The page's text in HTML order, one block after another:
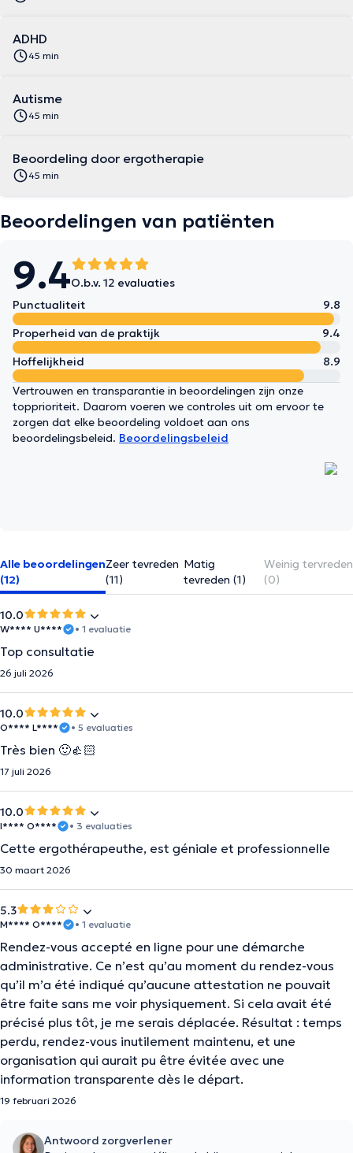
ADHD
45 min
Autisme
45 min
Beoordeling door ergotherapie
45 min
Beoordelingen van patiënten
9.4O.b.v. 12 evaluaties
Punctualiteit
9.8
Properheid van de praktijk
9.4
Hoffelijkheid
8.9
Vertrouwen en transparantie in beoordelingen zijn onze
topprioriteit. Daarom voeren we controles uit om ervoor te
zorgen dat elke beoordeling voldoet aan ons
beoordelingsbeleid. Beoordelingsbeleid
Alle beoordelingen
(12)
Zeer tevreden
(11)
Matig
tevreden (1)
Weinig tervreden
(0)
10.0
W**** U**** • 1 evaluatie
Top consultatie
26 juli 2026
10.0
O**** L**** • 5 evaluaties
Très bien 🙂👍🏻
17 juli 2026
10.0
I**** O**** • 3 evaluaties
Cette ergothérapeuthe, est géniale et professionnelle
30 maart 2026
5.3
M**** O**** • 1 evaluatie
Rendez-vous accepté en ligne pour une démarche
administrative. Ce n’est qu’au moment du rendez-vous
qu’il m’a été indiqué qu’aucune attestation ne pouvait
être faite sans me voir physiquement. Si cela avait été
précisé plus tôt, je me serais déplacée. Résultat : temps
perdu, rendez-vous inutilement maintenu, et une
organisation qui aurait pu être évitée avec une
information transparente dès le départ.
19 februari 2026
Antwoord zorgverlener